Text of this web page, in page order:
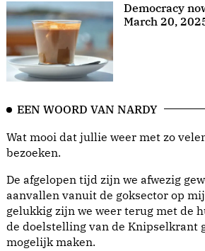
Democracy
March 20,
EEN WOORD VAN NARDY
Wat mooi dat jullie weer met zo
bezoeken.
De afgelopen tijd zijn we afwezig
aanvallen vanuit de goksector op
gelukkig zijn we weer terug met de
de doelstelling van de Knipselkrant
mogelijk maken.